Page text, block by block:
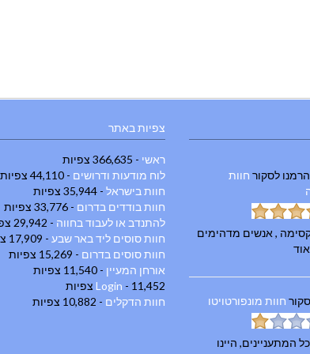
צפיות באתר
ראשי - 366,635 צפיות
לוח מודעות ודרושים - 44,110 צפיות
חוות בישראל - 35,944 צפיות
חוות בודדים בדרום - 33,776 צפיות
להתנדב או לעבוד בחווה - 29,942 צפיות
חוות סוסים ליד באר שבע - 17,909 צפיות
חוות סוסים בדרום - 15,269 צפיות
אורחן המעיין - 11,540 צפיות
Login - 11,452 צפיות
חוות הדקלים - 10,882 צפיות
לסקור חוות
, אנשים מדהימים
חוות מונפורטויטו
המתעניינים, היינו